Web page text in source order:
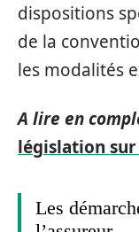
dispositions
de la
les modalités
A lire en
législation
Les